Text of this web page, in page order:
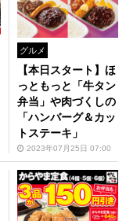
グルメ
【本日スタート】ほ
っともっと「牛タン
弁当」や肉づくしの
「ハンバーグ＆カッ
トステーキ」
2023年07月25日 07:00